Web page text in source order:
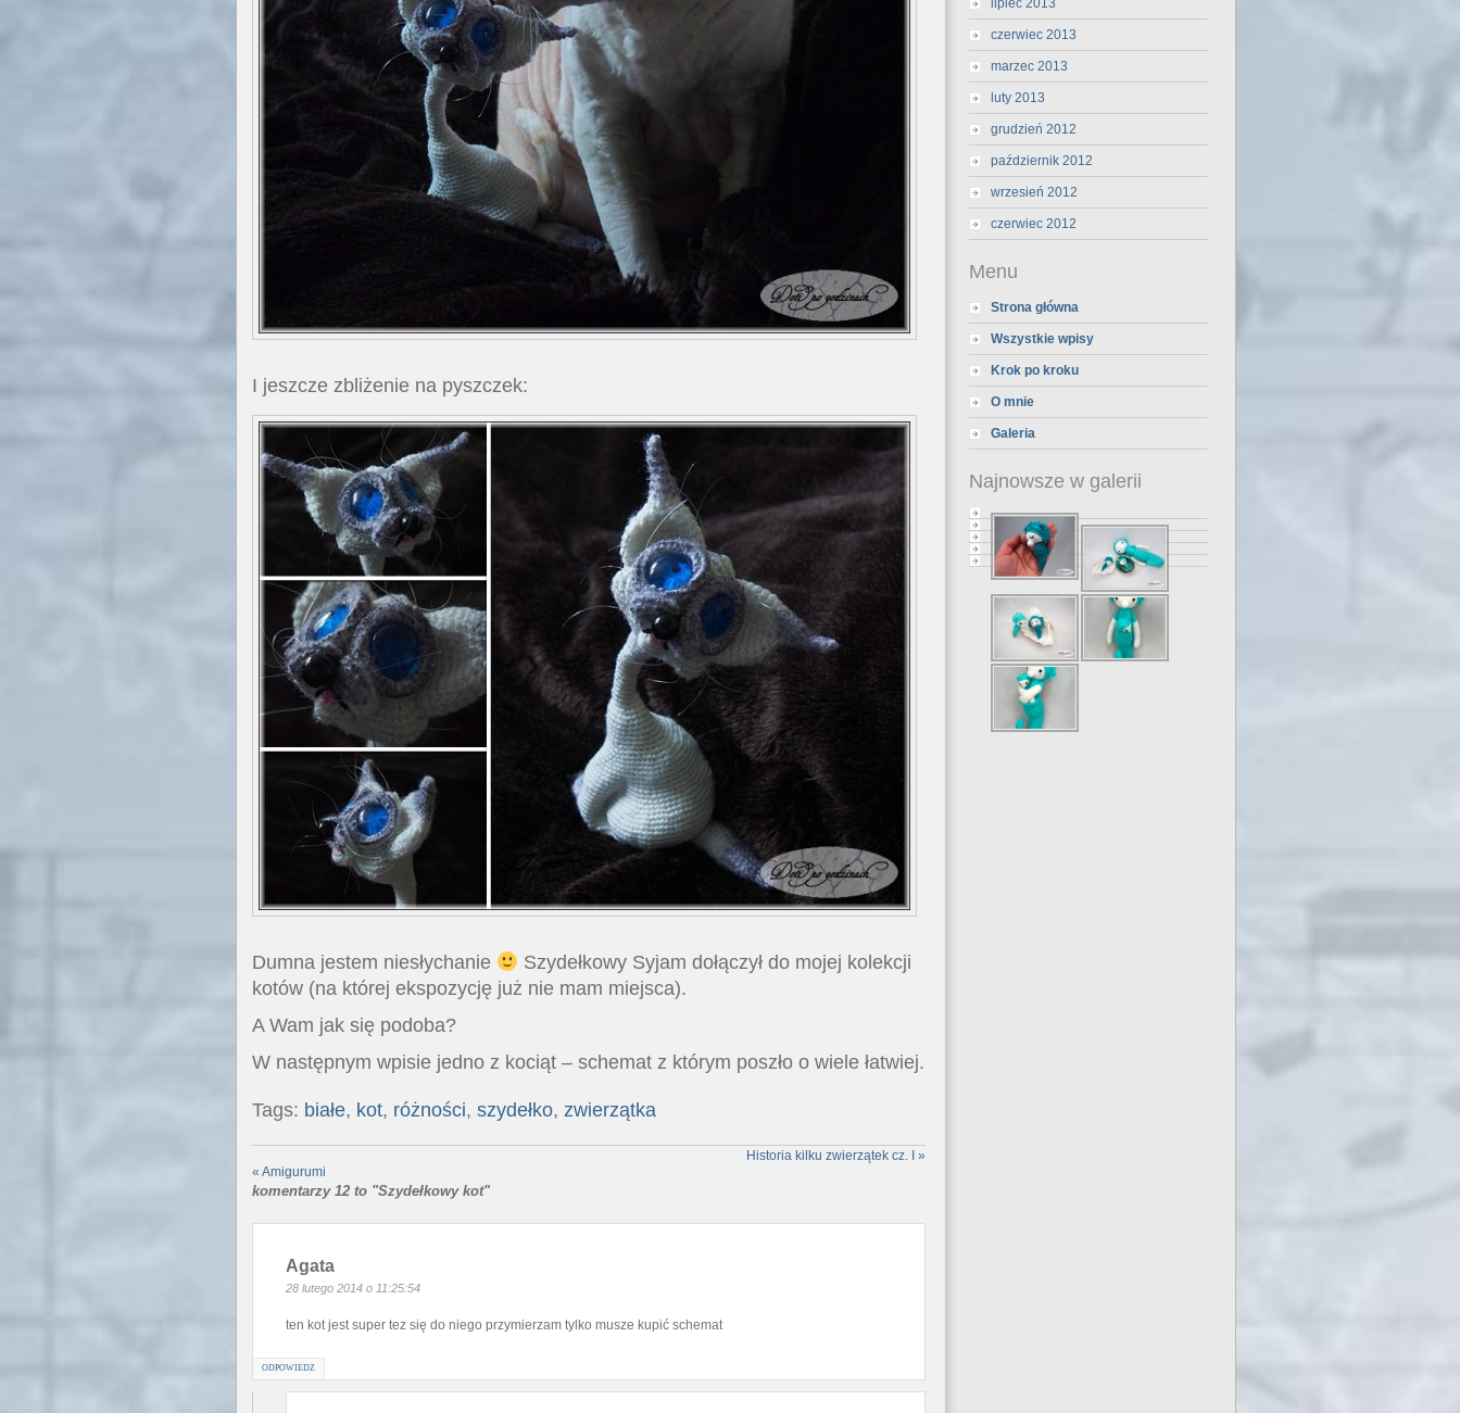
I jeszcze zbliżenie na pyszczek:
Dumna jestem niesłychanie
Szydełkowy Syjam dołączył do mojej kolekcji
kotów (na której ekspozycję już nie mam miejsca).
A Wam jak się podoba?
W następnym wpisie jedno z kociąt – schemat z którym poszło o wiele łatwiej.
Tags: białe, kot, różności, szydełko, zwierzątka
« Amigurumi
Historia kilku zwierzątek cz. I »
komentarzy 12 to "Szydełkowy kot"
Agata
28 lutego 2014 o 11:25:54
ten kot jest super tez się do niego przymierzam tylko musze kupić schemat
ODPOWIEDZ
lipiec 2013
czerwiec 2013
marzec 2013
luty 2013
grudzień 2012
październik 2012
wrzesień 2012
czerwiec 2012
Menu
Strona główna
Wszystkie wpisy
Krok po kroku
O mnie
Galeria
Najnowsze w galerii